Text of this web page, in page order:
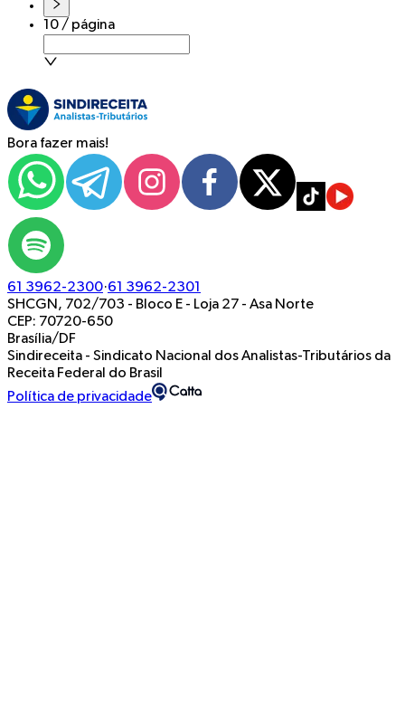
10 / página
Bora fazer mais!
61 3962-2300·61 3962-2301
SHCGN, 702/703 - Bloco E - Loja 27 - Asa Norte
CEP: 70720-650
Brasília/DF
Sindireceita - Sindicato Nacional dos Analistas-Tributários da
Receita Federal do Brasil
Política de privacidade